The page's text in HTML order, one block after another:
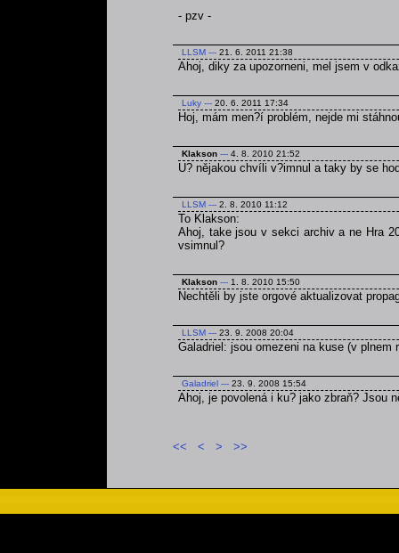
- pzv -
LLSM --- 21. 6. 2011 21:38
Ahoj, diky za upozorneni, mel jsem v
Luky --- 20. 6. 2011 17:34
Hoj, mám men?í problém, nejde mi
Klakson --- 4. 8. 2010 21:52
U? nějakou chvíli v?imnul a taky by se
LLSM --- 2. 8. 2010 11:12
To Klakson:
Ahoj, take jsou v sekci archiv a ne Hra
vsimnul?
Klakson --- 1. 8. 2010 15:50
Nechtěli by jste orgové aktualizovat
LLSM --- 23. 9. 2008 20:04
Galadriel: jsou omezeni na kuse (v plnem
Galadriel --- 23. 9. 2008 15:54
Ahoj, je povolená i ku? jako zbraň? Jsou
<< < > >>